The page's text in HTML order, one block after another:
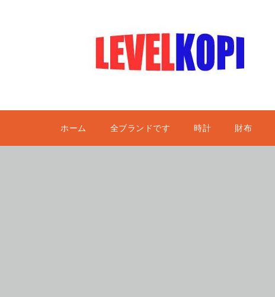
ホーム 全ブランドです 時計 財布